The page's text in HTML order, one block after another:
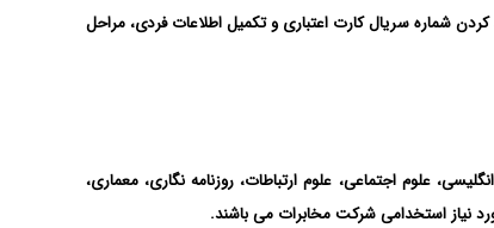
شماره سریال کارت اعتباری و تکمیل اطلاعات فردی، مراحل
علوم اجتماعی، علوم ارتباطات، روزنامه نگاری، معماری،
نیاز استخدامی شرکت مخابرات می باشند.